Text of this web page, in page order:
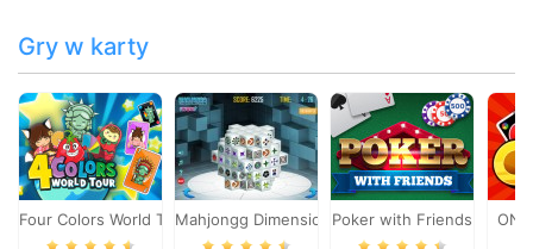
Gry w karty
Four Colors World TourMahjongg DimensionsPoker with Friends